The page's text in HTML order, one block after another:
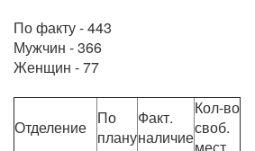
По факту - 443
Мужчин - 366
Женщин - 77
Отделение По
плану
Факт.
наличие
Кол-во
своб.